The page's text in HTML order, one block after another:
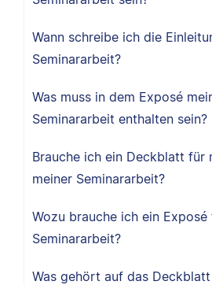
Wann schreibe ich die
Seminararbeit?
Was muss in dem Exposé
Seminararbeit enthalten sein?
Brauche ich ein Deckblatt für
meiner Seminararbeit?
Wozu brauche ich ein Exposé
Seminararbeit?
Was gehört auf das